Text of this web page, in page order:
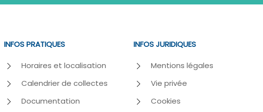
INFOS PRATIQUES
Horaires et localisation
Calendrier de collectes
Documentation
INFOS JURIDIQUES
Mentions légales
Vie privée
Cookies